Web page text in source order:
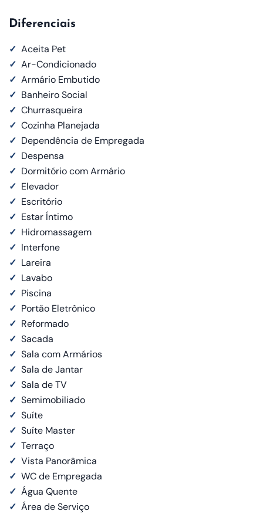
Diferenciais
✓ Aceita Pet
✓ Ar-Condicionado
✓ Armário Embutido
✓ Banheiro Social
✓ Churrasqueira
✓ Cozinha Planejada
✓ Dependência de Empregada
✓ Despensa
✓ Dormitório com Armário
✓ Elevador
✓ Escritório
✓ Estar Íntimo
✓ Hidromassagem
✓ Interfone
✓ Lareira
✓ Lavabo
✓ Piscina
✓ Portão Eletrônico
✓ Reformado
✓ Sacada
✓ Sala com Armários
✓ Sala de Jantar
✓ Sala de TV
✓ Semimobiliado
✓ Suíte
✓ Suíte Master
✓ Terraço
✓ Vista Panorâmica
✓ WC de Empregada
✓ Água Quente
✓ Área de Serviço